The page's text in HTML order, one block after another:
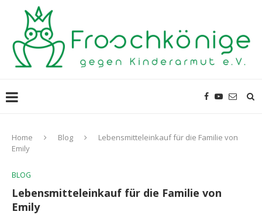
Home Blog
Lebensmitteleinkauf für die Familie von
Emily
BLOG
Lebensmitteleinkauf für die Familie von
Emily